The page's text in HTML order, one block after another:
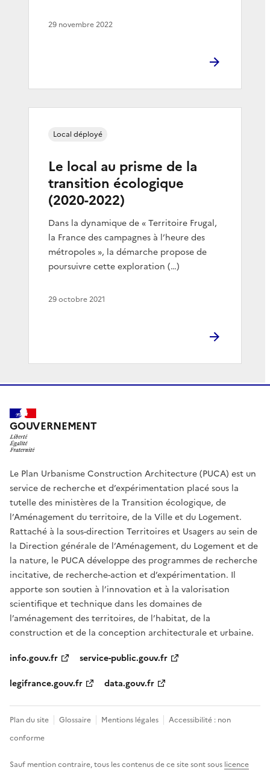
29 novembre 2022
Le local au prisme de la
transition écologique
(2020-2022)
Dans la dynamique de « Territoire Frugal,
la France des campagnes à l’heure des
métropoles », la démarche propose de
poursuivre cette exploration (…)
Local déployé
29 octobre 2021
GOUVERNEMENT
Le Plan Urbanisme Construction Architecture (PUCA) est un
service de recherche et d’expérimentation placé sous la
tutelle des ministères de la Transition écologique, de
l’Aménagement du territoire, de la Ville et du Logement.
Rattaché à la sous-direction Territoires et Usagers au sein de
la Direction générale de l’Aménagement, du Logement et de
la nature, le PUCA développe des programmes de recherche
incitative, de recherche-action et d’expérimentation. Il
apporte son soutien à l’innovation et à la valorisation
scientifique et technique dans les domaines de
l’aménagement des territoires, de l’habitat, de la
construction et de la conception architecturale et urbaine.
info.gouv.fr
service-public.gouv.fr
legifrance.gouv.fr
data.gouv.fr
Plan du site Glossaire Mentions légales
Accessibilité : non
conforme
Sauf mention contraire, tous les contenus de ce site sont sous licence